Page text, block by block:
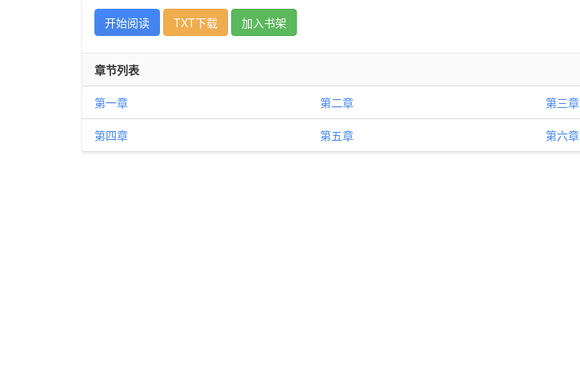
开始阅读
TXT下载 加入书架
章节列表
第一章 第二章 第三章
第四章 第五章 第六章